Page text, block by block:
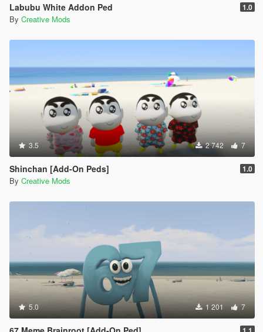
Labubu White Addon Ped 1.0
By Creative Mods
3.5 2 742 7
Shinchan [Add-On Peds] 1.0
By Creative Mods
5.0 1 201 7